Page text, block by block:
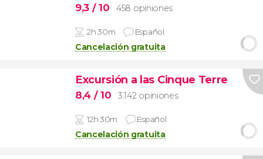
9,3 / 10 458 opiniones
2h 30m Español
Cancelación gratuita
Excursión a las Cinque Terre
8,4 / 10 3.142 opiniones
12h 30m Español
Cancelación gratuita